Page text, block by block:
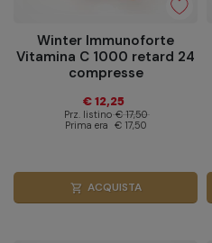
Winter Immunoforte
Vitamina C 1000 retard 24
compresse
€ 12,25
Prz. listino € 17,50
Prima era € 17,50
shopping_cart ACQUISTA